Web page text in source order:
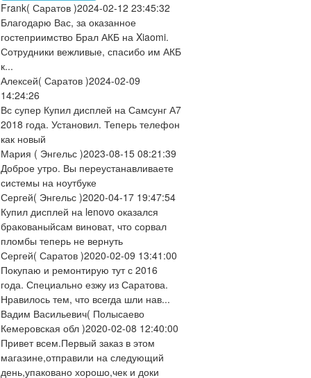
Frank( Саратов )2024-02-12 23:45:32
Благодарю Вас, за оказанное
гостеприимство Брал АКБ на Xiaomi.
Сотрудники вежливые, спасибо им АКБ
к...
Алексей( Саратов )2024-02-09
14:24:26
Вс супер Купил дисплей на Самсунг А7
2018 года. Установил. Теперь телефон
как новый
Мария ( Энгельс )2023-08-15 08:21:39
Доброе утро. Вы переустанавливаете
системы на ноутбуке
Сергей( Энгельс )2020-04-17 19:47:54
Купил дисплей на lenovo оказался
бракованыйсам виноват, что сорвал
пломбы теперь не вернуть
Сергей( Саратов )2020-02-09 13:41:00
Покупаю и ремонтирую тут с 2016
года. Специально езжу из Саратова.
Нравилось тем, что всегда шли нав...
Вадим Васильевич( Полысаево
Кемеровская обл )2020-02-08 12:40:00
Привет всем.Первый заказ в этом
магазине,отправили на следующий
день,упаковано хорошо,чек и доки